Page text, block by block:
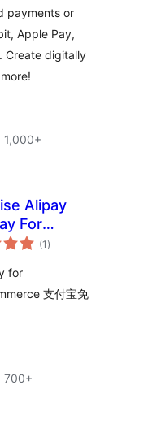
価
payments or
Apple Pay,
Create digitally
1,000+
Alipay
For
(1 個
の)
for
支付宝免
700+